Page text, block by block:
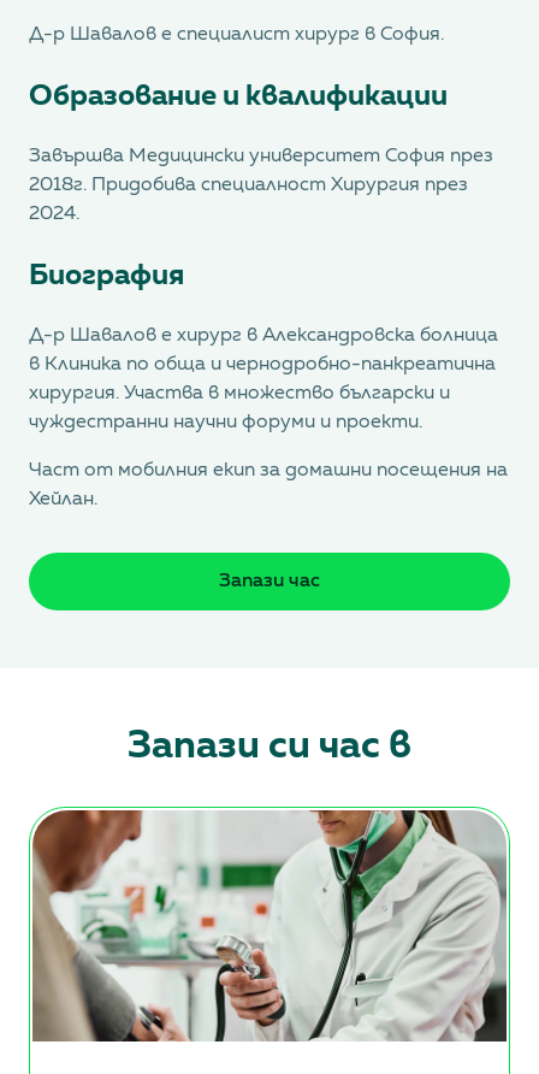
Д-р Шавалов е специалист хирург в София.
Образование и квалификации
Завършва Медицински университет София през
2018г. Придобива специалност Хирургия през
2024.
Биография
Д-р Шавалов е хирург в Александровска болница
в Клиника по обща и чернодробно-панкреатична
хирургия. Участва в множество български и
чуждестранни научни форуми и проекти.
Част от мобилния екип за домашни посещения на
Хейлан.
Запази час
Запази си час в